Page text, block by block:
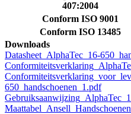
407:2004
Conform ISO 9001
Conform ISO 13485
Downloads
Datasheet_AlphaTec_16-
650_handschoenen_1.pdf